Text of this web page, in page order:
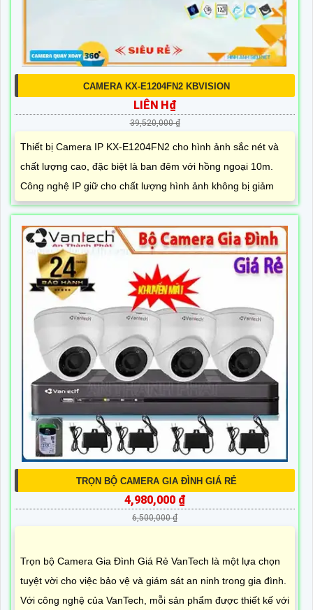
CAMERA KX-E1204FN2 KBVISION
LIÊN H₫
39,520,000 ₫
Thiết bị Camera IP KX-E1204FN2 cho hình ảnh sắc nét và
chất lượng cao, đặc biệt là ban đêm với hồng ngoại 10m.
Công nghệ IP giữ cho chất lượng hình ảnh không bị giảm
TRỌN BỘ CAMERA GIA ĐÌNH GIÁ RẺ
4,980,000 ₫
6,500,000 ₫
Trọn bộ Camera Gia Đình Giá Rẻ VanTech là một lựa chọn
tuyệt vời cho việc bảo vệ và giám sát an ninh trong gia đình.
Với công nghệ của VanTech, mỗi sản phẩm được thiết kế với